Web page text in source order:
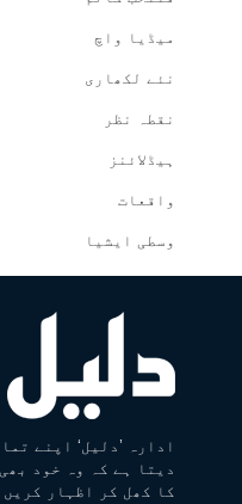
میڈیا واچ
نئے لکھاری
نقطہ نظر
ہیڈلائنز
واقعات
وسطی ایشیا
ادارہ ’دلیل‘ اپنے
دیتا ہے کہ وہ خود
کا کھل کر اظہار